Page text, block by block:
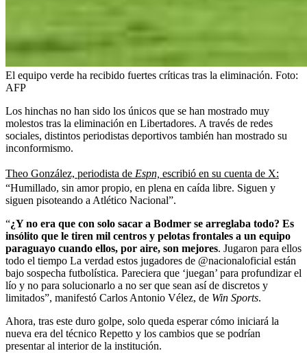
El equipo verde ha recibido fuertes críticas tras la eliminación. Foto:
AFP
Los hinchas no han sido los únicos que se han mostrado muy
molestos tras la eliminación en Libertadores. A través de redes
sociales, distintos periodistas deportivos también han mostrado su
inconformismo.
Theo González, periodista de Espn, escribió en su cuenta de X:
“Humillado, sin amor propio, en plena en caída libre. Siguen y
siguen pisoteando a Atlético Nacional”.
“¿Y no era que con solo sacar a Bodmer se arreglaba todo? Es
insólito que le tiren mil centros y pelotas frontales a un equipo
paraguayo cuando ellos, por aire, son mejores. Jugaron para ellos
todo el tiempo La verdad estos jugadores de @nacionaloficial están
bajo sospecha futbolística. Pareciera que ‘juegan’ para profundizar el
lío y no para solucionarlo a no ser que sean así de discretos y
limitados”, manifestó Carlos Antonio Vélez, de Win Sports.
Ahora, tras este duro golpe, solo queda esperar cómo iniciará la
nueva era del técnico Repetto y los cambios que se podrían
presentar al interior de la institución.